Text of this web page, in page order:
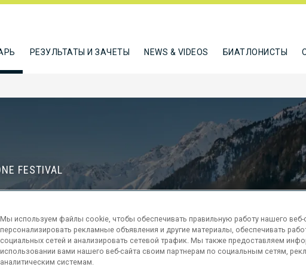
РЕЗУЛЬТАТЫ И ЗАЧЕТЫ NEWS & VIDEOS БИАТЛОНИСТЫ
FESTIVAL
71
ДНИ
20
ЧАСЫ
Мы используем файлы cookie, чтобы обеспечивать правильную работу нашего веб-
персонализировать рекламные объявления и другие материалы, обеспечивать
социальных сетей и анализировать сетевой трафик. Мы также предоставляем
использовании вами нашего веб-сайта своим партнерам по социальным сетям,
аналитическим системам.